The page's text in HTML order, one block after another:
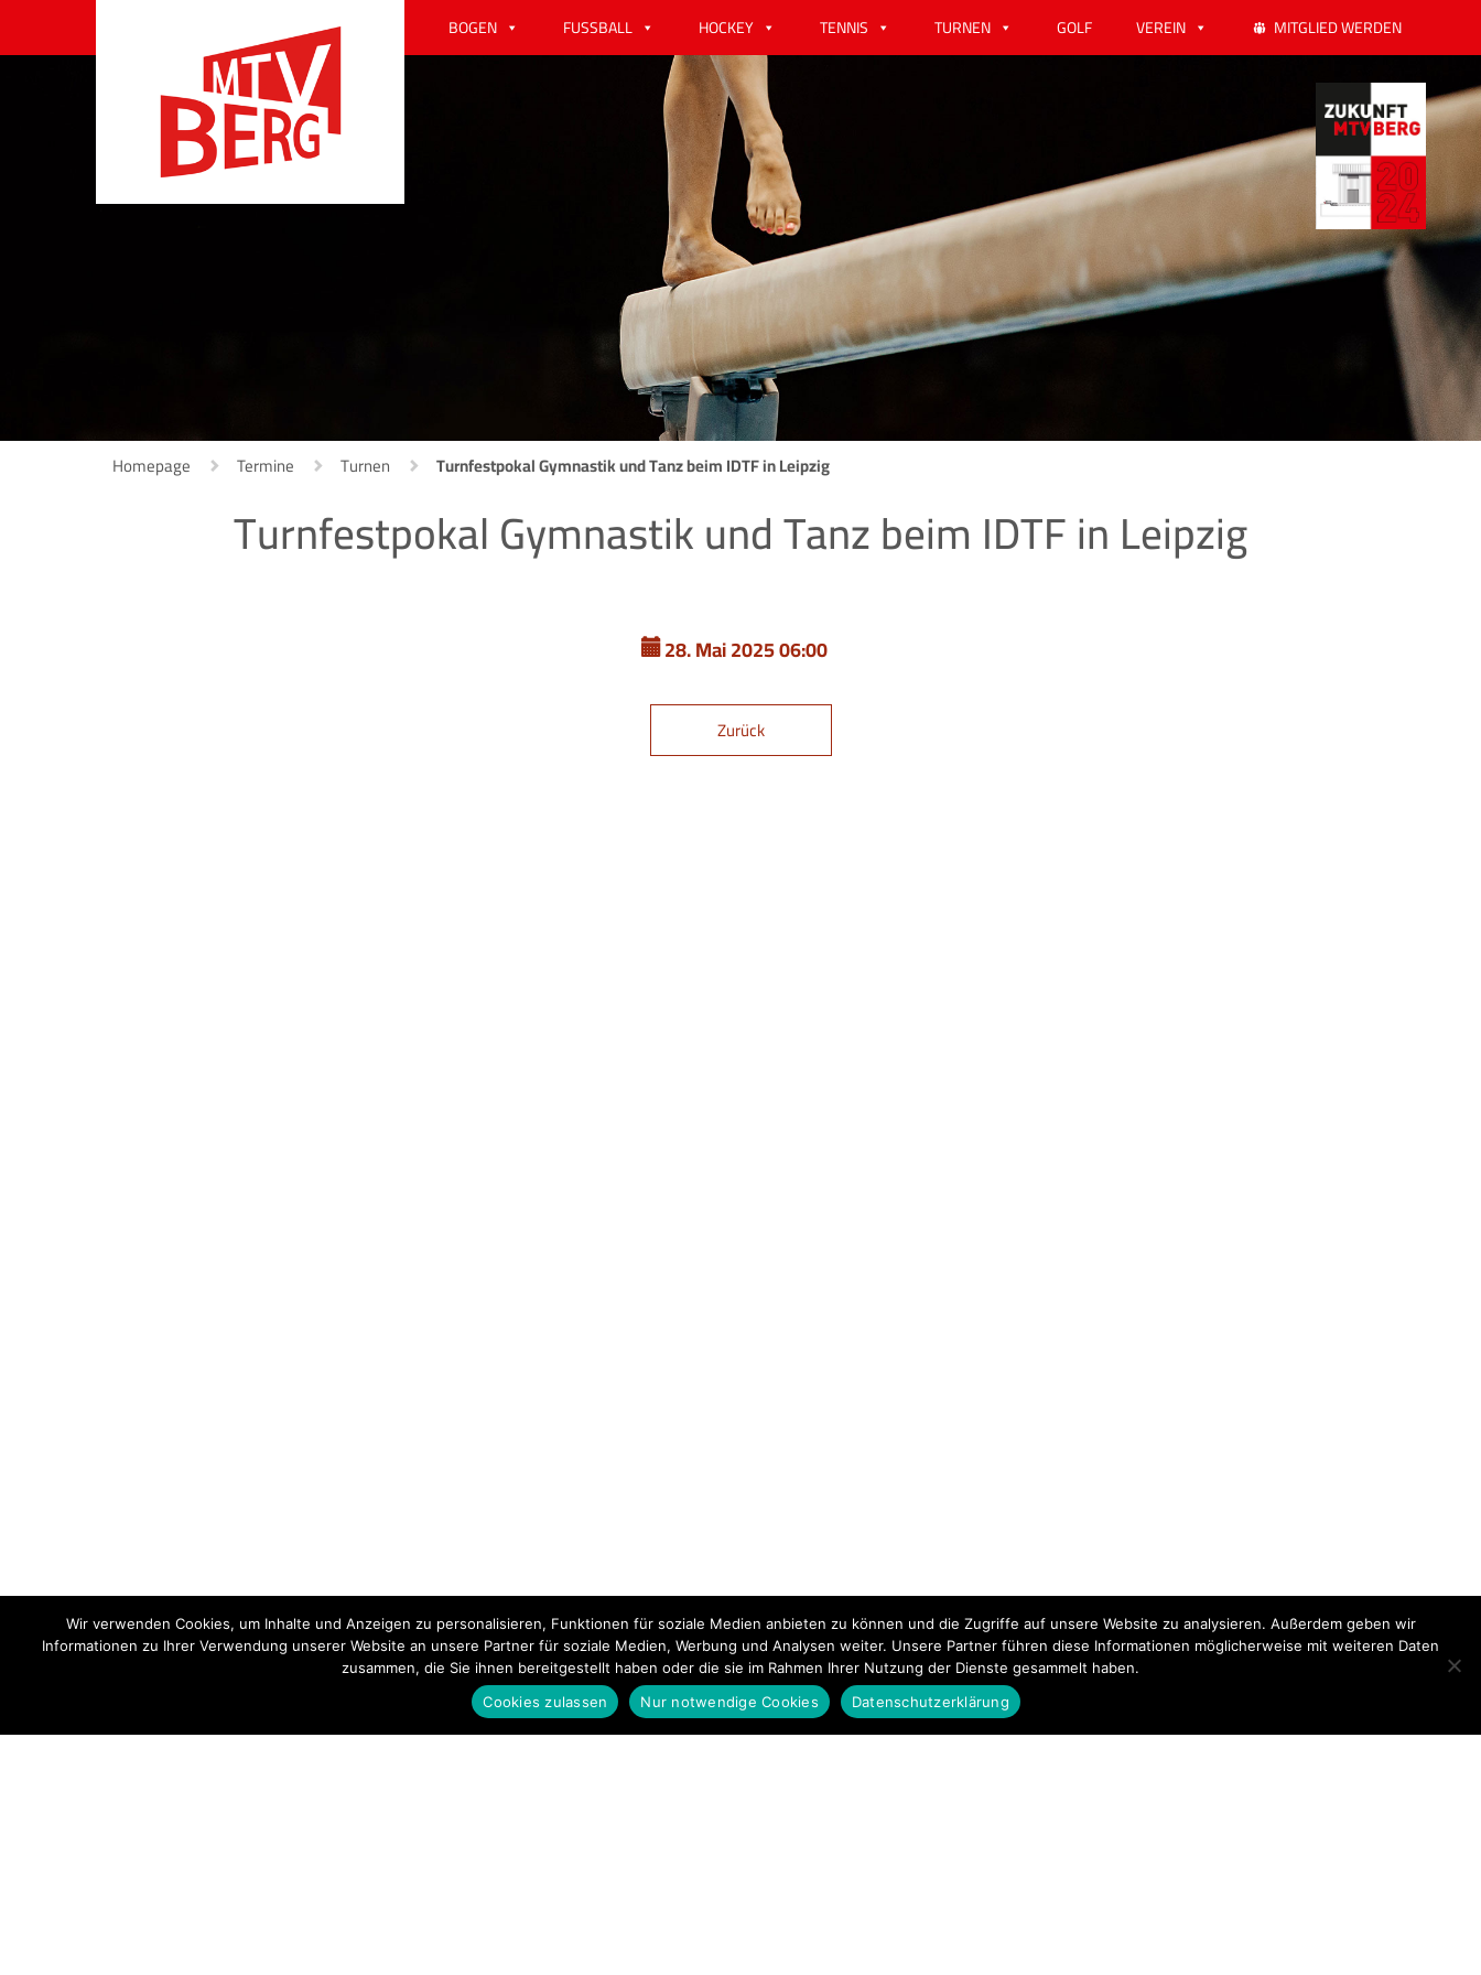
BOGEN FUSSBALL HOCKEY TENNIS TURNEN GOLF VEREIN MITGLIED WERDEN
Homepage Termine Turnen Turnfestpokal Gymnastik und Tanz beim IDTF in Leipzig
Turnfestpokal Gymnastik und Tanz beim IDTF in Leipzig
28. Mai 2025 06:00
Zurück
Wir verwenden Cookies, um Inhalte und Anzeigen zu personalisieren, Funktionen für soziale Medien anbieten zu können und die Zugriffe auf unsere Website zu analysieren. Außerdem geben wir
Informationen zu Ihrer Verwendung unserer Website an unsere Partner für soziale Medien, Werbung und Analysen weiter. Unsere Partner führen diese Informationen möglicherweise mit weiteren Daten
zusammen, die Sie ihnen bereitgestellt haben oder die sie im Rahmen Ihrer Nutzung der Dienste gesammelt haben.
Cookies zulassen
Nur notwendige Cookies Datenschutzerklärung